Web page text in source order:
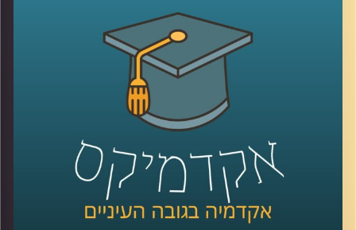
בפרק הזה ננסה להבין מה באמת קורה בתוך איראן היום, איך
נראית המחאה מבפנים, עד כמה המשטר מרגיש מאוים, ואיך כל
זה מתחבר גם לאזור, לישראל, ולמה שאנחנו רואים בכותרות.
אז כדי לדבר על כל זה, שב אלינו ד׳׳ר מאיר ג׳בדנפר, מומחה
לפוליטיקה עכשווית של איראן בבית הספר לאודר לממשל,
דיפלומטיה ואסטרטגיה באוניברסיטת רייכמן
קרדיט תמונות:
AudioVersity